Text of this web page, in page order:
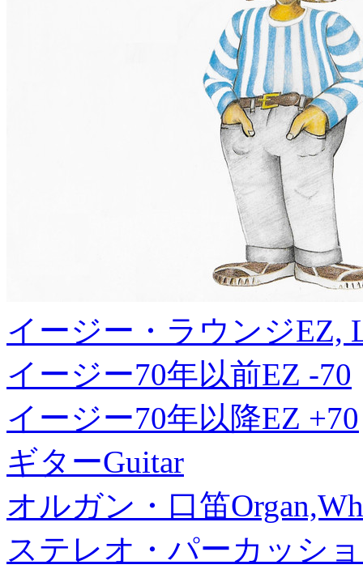
イージー・ラウンジEZ,
イージー70年以前EZ -70
イージー70年以降EZ +70
ギターGuitar
オルガン・口笛
ステレオ・パーカッシ